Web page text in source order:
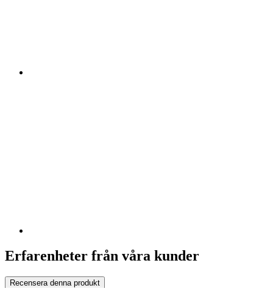
Erfarenheter från våra kunder
Recensera denna produkt